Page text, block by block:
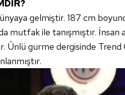
gelmiştir. 187 cm
mutfak ile tanışmıştır.
Ünlü gurme dergisinde